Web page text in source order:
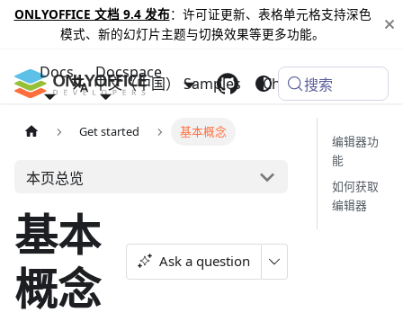
ONLYOFFICE 文档 9.4 发布：许可证更新、表格单元格支持深色
模式、新的幻灯片主题与切换效果等更多功能。
Docs Docspace
Samples Changelog
中文（中国） 搜索
Get started 基本概念
本页总览
基本
概念
Ask a question
编辑器功
能
如何获取
编辑器